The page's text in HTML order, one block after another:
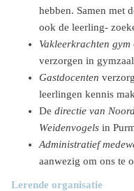
hebben. Samen met
ook de leerling-
Vakleerkrachten gym
verzorgen in
Gastdocenten
leerlingen kennis
De directie van
Weidenvogels in
Administratief
aanwezig om ons te
Lerende organisatie